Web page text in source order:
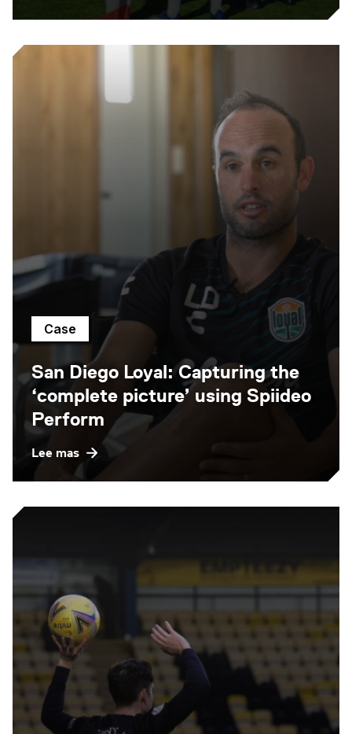
Case
San Diego Loyal: Capturing the
‘complete picture’ using Spiideo
Perform
Lee mas